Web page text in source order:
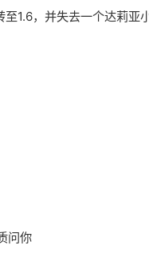
至1.6，并失去一个达莉亚
问你